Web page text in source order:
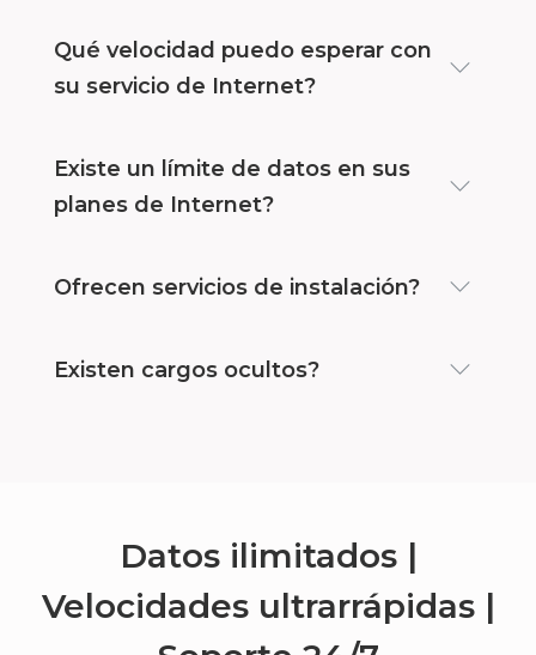
Qué velocidad puedo esperar con
su servicio de Internet?
Existe un límite de datos en sus
planes de Internet?
Ofrecen servicios de instalación?
Existen cargos ocultos?
Datos ilimitados |
Velocidades ultrarrápidas |